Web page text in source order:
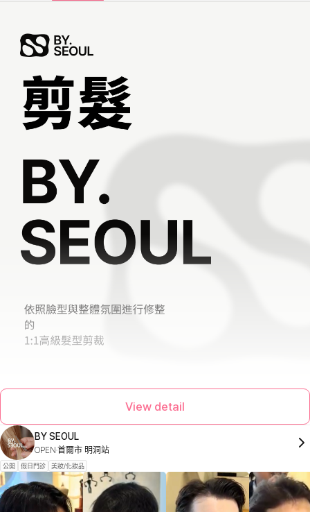
View detail
BY SEOUL
OPEN 首爾市 明洞站
公開 假日門診 美妝/化妝品